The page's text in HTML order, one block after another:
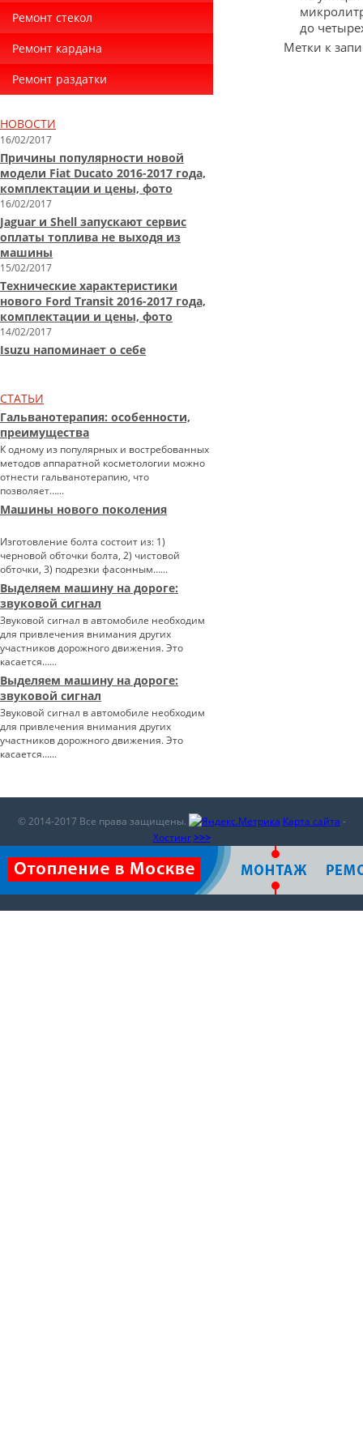
Ремонт стекол
Ремонт кардана
Ремонт раздатки
НОВОСТИ
16/02/2017
Причины популярности новой
модели Fiat Ducato 2016-2017 года,
комплектации и цены, фото
16/02/2017
Jaguar и Shell запускают сервис
оплаты топлива не выходя из
машины
15/02/2017
Технические характеристики
нового Ford Transit 2016-2017 года,
комплектации и цены, фото
14/02/2017
Isuzu напоминает о себе
СТАТЬИ
Гальванотерапия: особенности,
преимущества
К одному из популярных и востребованных
методов аппаратной косметологии можно
отнести гальванотерапию, что
позволяет…...
Машины нового поколения
Изготовление болта состоит из: 1)
черновой обточки болта, 2) чистовой
обточки, 3) подрезки фасонным…...
Выделяем машину на дороге:
звуковой сигнал
Звуковой сигнал в автомобиле необходим
для привлечения внимания других
участников дорожного движения. Это
касается…...
Выделяем машину на дороге:
звуковой сигнал
Звуковой сигнал в автомобиле необходим
для привлечения внимания других
участников дорожного движения. Это
касается…...
до
Метки к
© 2014-2017 Все права защищены. Карта сайта -
Хостинг >>>